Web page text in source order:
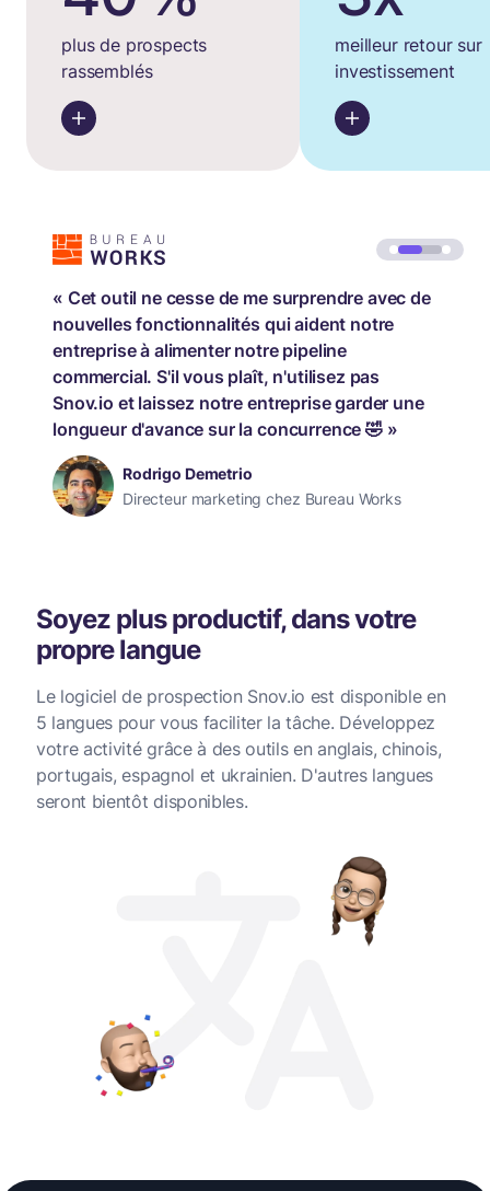
plus de prospects
rassemblés
meilleur retour sur
investissement
« Cet outil ne cesse de me surprendre avec de
nouvelles fonctionnalités qui aident notre
entreprise à alimenter notre pipeline
commercial. S'il vous plaît, n'utilisez pas
Snov.io et laissez notre entreprise garder une
longueur d'avance sur la concurrence 🤣 »
Rodrigo Demetrio
Directeur marketing chez Bureau Works
Soyez plus productif, dans votre
propre langue
Le logiciel de prospection Snov.io est disponible en
5 langues pour vous faciliter la tâche. Développez
votre activité grâce à des outils en anglais, chinois,
portugais, espagnol et ukrainien. D'autres langues
seront bientôt disponibles.